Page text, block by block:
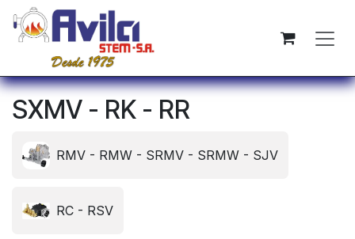
Ir al contenido
SXMV - RK - RR
RMV - RMW - SRMV - SRMW - SJV
RC - RSV